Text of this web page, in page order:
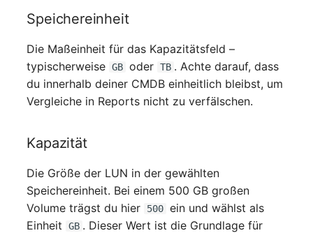
Remote Management
Replikationsobjekt
Router
SAN Zoning
Schrank
Server
Speichereinheit
Die Maßeinheit für das Kapazitätsfeld –
typischerweise GB oder TB . Achte darauf, dass
du innerhalb deiner CMDB einheitlich bleibst, um
Vergleiche in Reports nicht zu verfälschen.
Kapazität
Die Größe der LUN in der gewählten
Speichereinheit. Bei einem 500 GB großen
Volume trägst du hier
500 ein und wählst als
Einheit
GB . Dieser Wert ist die Grundlage für